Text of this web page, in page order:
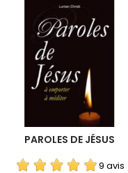
PAROLES DE JÉSUS
9 avis